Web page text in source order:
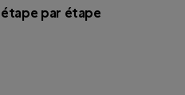
étape par étape